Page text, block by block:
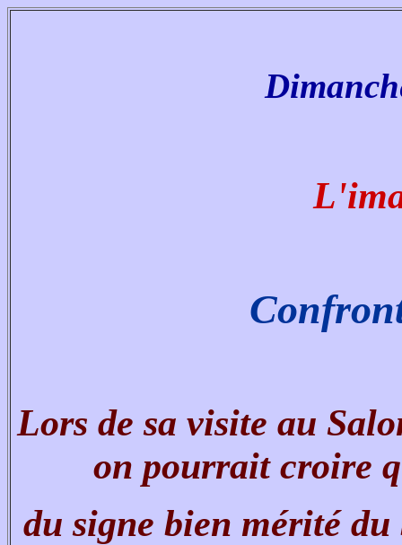
L'im
Lors de sa visite au
on pourrait croire
du signe bien mérité